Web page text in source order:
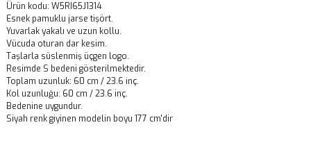
Ürün kodu: W5RI65J1314
Esnek pamuklu jarse tişört.
Yuvarlak yakalı ve uzun kollu.
Vücuda oturan dar kesim.
Taşlarla süslenmiş üçgen logo.
Resimde S bedeni gösterilmektedir.
Toplam uzunluk: 60 cm / 23.6 inç.
Kol uzunluğu: 60 cm / 23.6 inç.
Bedenine uygundur.
Siyah renk giyinen modelin boyu 177 cm'dir